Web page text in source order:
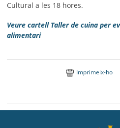
Cultural a les 18 hores.
Veure cartell Taller de cuina per
alimentari
Imprimeix-ho